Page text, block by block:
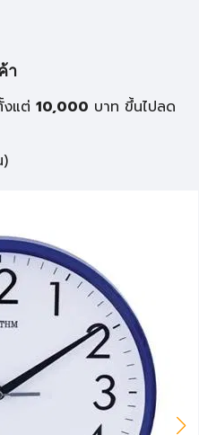
า
งแต่ 10,000 บาท ขึ้นไปลด